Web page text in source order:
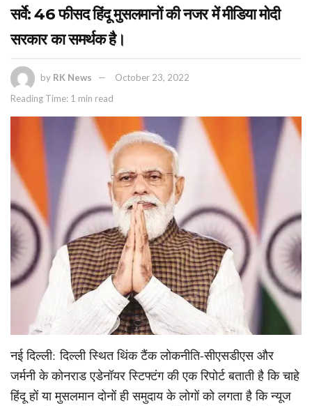
सर्वे: 46 फीसद हिंदू मुसलमानों की नजर में मीडिया मोदी
सरकार का समर्थक है।
by RK News
October 23, 2022
Reading Time: 1 min read
नई दिल्ली: दिल्ली स्थित थिंक टैंक लोकनीति-सीएसडीएस और
जर्मनी के कोनराड एडेनॉयर स्टिफ्टंग की एक रिपोर्ट बताती है कि चाहे
हिंदू हों या मुसलमान दोनों ही समुदाय के लोगों को लगता है कि न्यूज